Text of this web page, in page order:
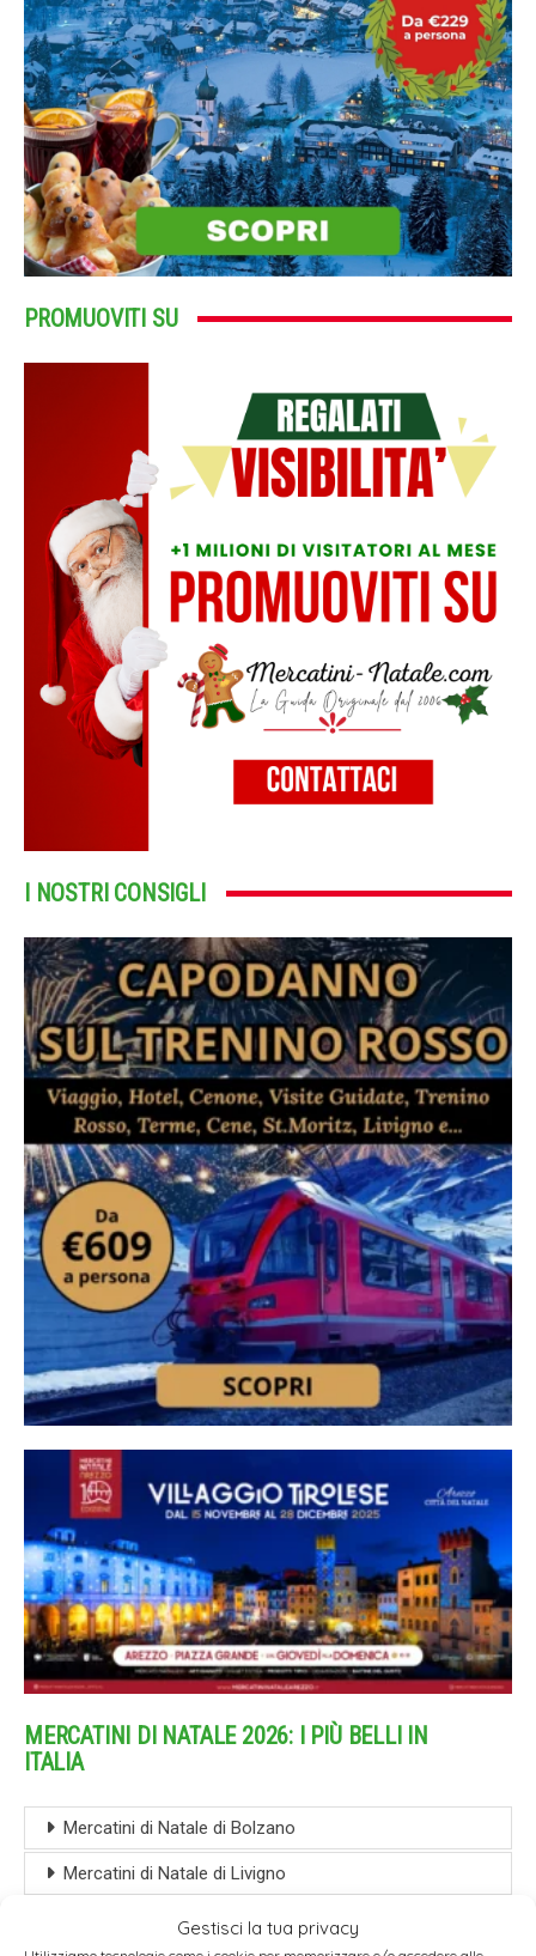
Gestisci la tua privacy
PROMUOVITI SU
I NOSTRI CONSIGLI
MERCATINI DI NATALE 2026: I PIÙ BELLI IN
ITALIA
Mercatini di Natale di Bolzano
Mercatini di Natale di Livigno
Mercatini di Natale a Merano